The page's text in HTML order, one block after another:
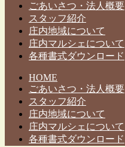
ごあいさつ・法人概要
スタッフ紹介
庄内地域について
庄内マルシェについて
各種書式ダウンロード
HOME
ごあいさつ・法人概要
スタッフ紹介
庄内地域について
庄内マルシェについて
各種書式ダウンロード